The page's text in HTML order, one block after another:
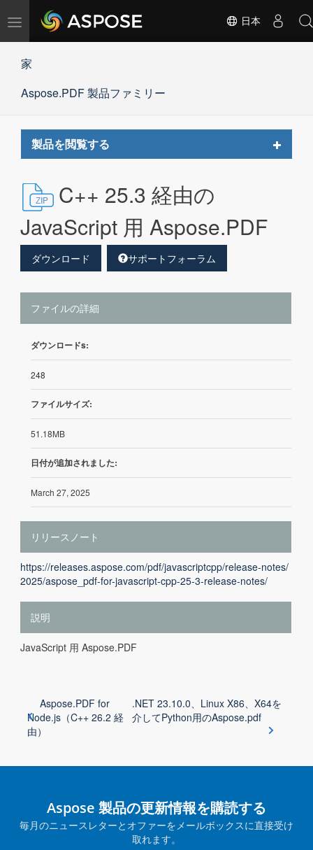
ナ
ー
ョ
切
日本
家
Aspose.PDF 製品ファミリー
製品を閲覧する
Toggle
C++ 25.3 経由の
JavaScript 用 Aspose.PDF
ダウンロード サポートフォーラム
ファイルの詳細
ダウンロードs:
248
ファイルサイズ:
51.18MB
日付が追加されました:
March 27, 2025
リリースノート
https://releases.aspose.com/pdf/javascriptcpp/release-notes/
2025/aspose_pdf-for-javascript-cpp-25-3-release-notes/
説明
JavaScript 用 Aspose.PDF
Aspose.PDF for
Node.js（C++ 26.2 経
由）
.NET 23.10.0、Linux X86、X64を
介してPython用のAspose.pdf
Aspose 製品の更新情報を購読する
毎月のニュースレターとオファーをメールボックスに直接受け
取れます。